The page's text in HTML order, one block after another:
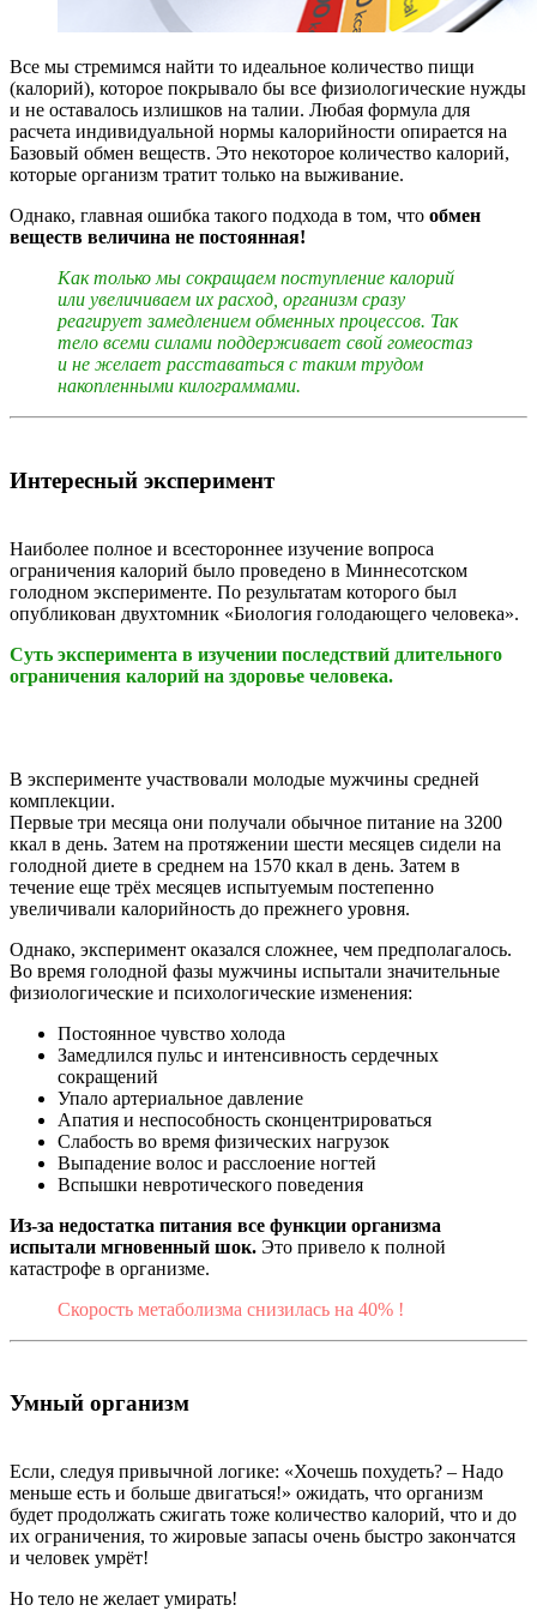
Все мы стремимся найти то идеальное количество пищи
(калорий), которое покрывало бы все физиологические нужды
и не оставалось излишков на талии. Любая формула для
расчета индивидуальной нормы калорийности опирается на
Базовый обмен веществ. Это некоторое количество калорий,
которые организм тратит только на выживание.
Однако, главная ошибка такого подхода в том, что обмен
веществ величина не постоянная!
Как только мы сокращаем поступление калорий
или увеличиваем их расход, организм сразу
реагирует замедлением обменных процессов. Так
тело всеми силами поддерживает свой гомеостаз
и не желает расставаться с таким трудом
накопленными килограммами.
Интересный эксперимент
Наиболее полное и всестороннее изучение вопроса
ограничения калорий было проведено в Миннесотском
голодном эксперименте. По результатам которого был
опубликован двухтомник «Биология голодающего человека».
Суть эксперимента в изучении последствий длительного
ограничения калорий на здоровье человека.
В эксперименте участвовали молодые мужчины средней
комплекции.
Первые три месяца они получали обычное питание на 3200
ккал в день. Затем на протяжении шести месяцев сидели на
голодной диете в среднем на 1570 ккал в день. Затем в
течение еще трёх месяцев испытуемым постепенно
увеличивали калорийность до прежнего уровня.
Однако, эксперимент оказался сложнее, чем предполагалось.
Во время голодной фазы мужчины испытали значительные
физиологические и психологические изменения:
Постоянное чувство холода
Замедлился пульс и интенсивность сердечных
сокращений
Упало артериальное давление
Апатия и неспособность сконцентрироваться
Слабость во время физических нагрузок
Выпадение волос и расслоение ногтей
Вспышки невротического поведения
Из-за недостатка питания все функции организма
испытали мгновенный шок. Это привело к полной
катастрофе в организме.
Скорость метаболизма снизилась на 40% !
Умный организм
Если, следуя привычной логике: «Хочешь похудеть? – Надо
меньше есть и больше двигаться!» ожидать, что организм
будет продолжать сжигать тоже количество калорий, что и до
их ограничения, то жировые запасы очень быстро закончатся
и человек умрёт!
Но тело не желает умирать!